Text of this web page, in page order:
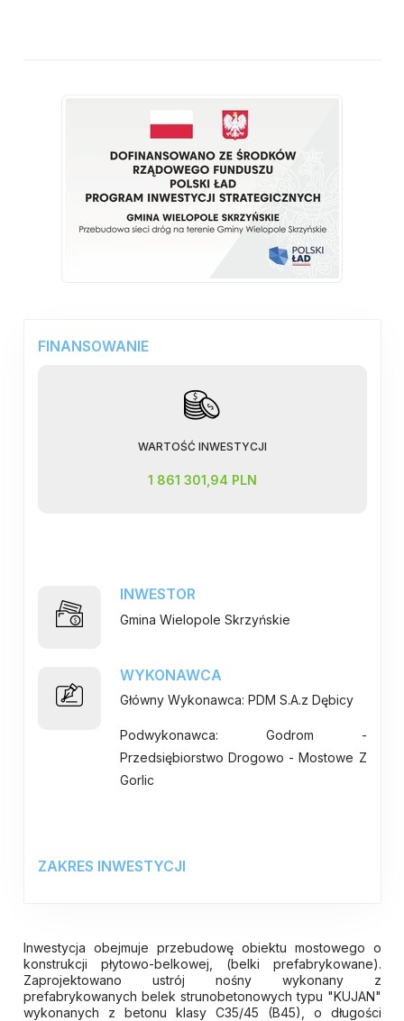
FINANSOWANIE
WARTOŚĆ INWESTYCJI
1 861 301,94 PLN
INWESTOR
Gmina Wielopole Skrzyńskie
WYKONAWCA
Główny Wykonawca: PDM S.A.z Dębicy
Podwykonawca: Godrom -
Przedsiębiorstwo Drogowo - Mostowe Z
Gorlic
ZAKRES INWESTYCJI
Inwestycja obejmuje przebudowę obiektu mostowego o
konstrukcji płytowo-belkowej, (belki prefabrykowane).
Zaprojektowano ustrój nośny wykonany z
prefabrykowanych belek strunobetonowych typu "KUJAN"
wykonanych z betonu klasy C35/45 (B45), o długości